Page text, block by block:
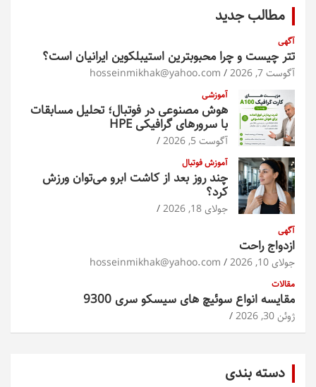
مطالب جدید
آگهی
تتر چیست و چرا محبوبترین استیبلکوین ایرانیان است؟
آگوست 7, 2026 hosseinmikhak@yahoo.com
آموزشی
هوش مصنوعی در فوتبال؛ تحلیل مسابقات
با سرورهای گرافیکی HPE
آگوست 5, 2026
آموزش فوتبال
چند روز بعد از کاشت ابرو می‌توان ورزش
کرد؟
جولای 18, 2026
آگهی
ازدواج راحت
جولای 10, 2026 hosseinmikhak@yahoo.com
مقالات
مقایسه انواع سوئیچ های سیسکو سری 9300
ژوئن 30, 2026
دسته بندی